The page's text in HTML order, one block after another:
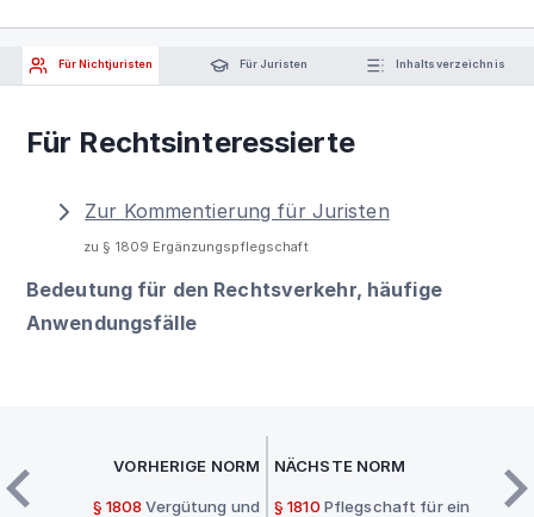
Für Nichtjuristen Für Juristen Inhaltsverzeichnis
Für Rechtsinteressierte
Zur Kommentierung für Juristen
zu § 1809 Ergänzungspflegschaft
Bedeutung für den Rechtsverkehr, häufige
Anwendungsfälle
VORHERIGE NORM
§ 1808 Vergütung und
NÄCHSTE NORM
§ 1810 Pflegschaft für ein